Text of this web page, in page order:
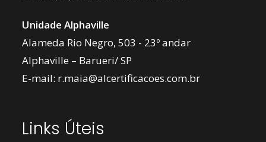
Unidade Alphaville
Alameda Rio Negro, 503 - 23º andar
Alphaville – Barueri/ SP
E-mail: r.maia@alcertificacoes.com.br
Links Úteis